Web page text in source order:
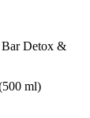
Bar Detox &
ml)